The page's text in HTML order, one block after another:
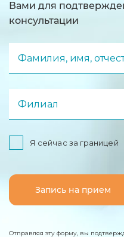
Вами для
консультации
Фамилия, имя,
Филиал
Я сейчас за границей
Запись на прием
Отправляя эту форму, вы